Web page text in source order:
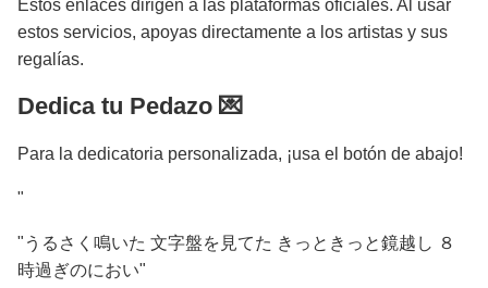
Estos enlaces dirigen a las plataformas oficiales. Al usar
estos servicios, apoyas directamente a los artistas y sus
regalías.
Dedica tu Pedazo 💌
Para la dedicatoria personalizada, ¡usa el botón de abajo!
"
"うるさく鳴いた 文字盤を見てた きっときっと鏡越し ８
時過ぎのにおい"